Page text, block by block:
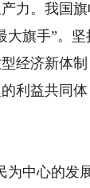
力。我国
旗手”。
经济新体
利益共同
中心的发